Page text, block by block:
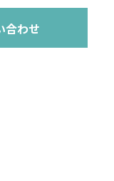
合わせ